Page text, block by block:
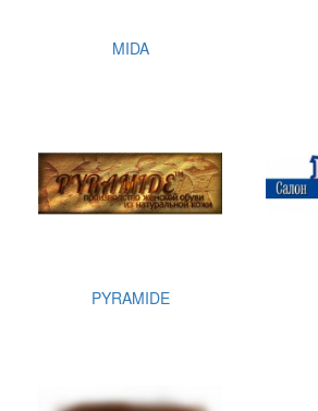
MIDA
PYRAMIDE